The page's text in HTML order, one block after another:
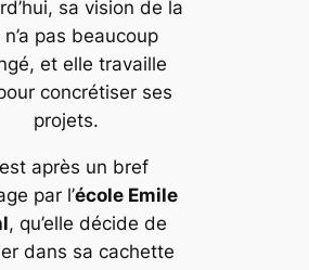
sa vision de la
n’a pas beaucoup
et elle travaille
concrétiser ses
projets.
après un bref
par l’école Emile
, qu’elle décide de
dans sa cachette